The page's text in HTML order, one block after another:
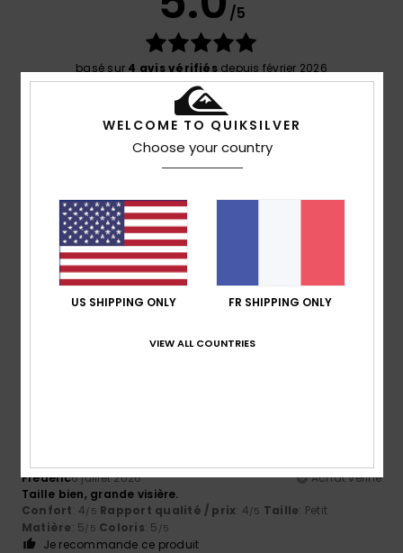
/5
basé sur 4 avis vérifiésdepuis février 2026
100% de nos clients recommandent ce produit
Confort
Rapport qualité / prix
4.3
Taille
Trop petit Trop grand
Matière
Coloris
Frederic6 juillet 2026
Achat vérifié
Taille bien, grande visière.
Confort: 4/5 Rapport qualité / prix: 4/5 Taille: Petit
Matière: 5/5 Coloris: 5 /5
Je recommande ce produit
WELCOME TO QUIKSILVER
Choose your country
US SHIPPING ONLY FR SHIPPING ONLY
VIEW ALL COUNTRIES